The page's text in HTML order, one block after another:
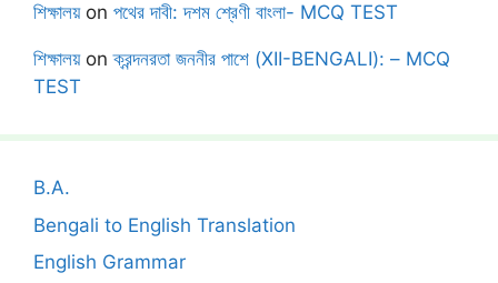
শিক্ষালয়on পথের দাবী: দশম শ্রেণী বাংলা- MCQ TEST
শিক্ষালয়onক্রন্দনরতা জননীর পাশে (XII-BENGALI): – MCQ
TEST
B.A.
Bengali to English Translation
English Grammar